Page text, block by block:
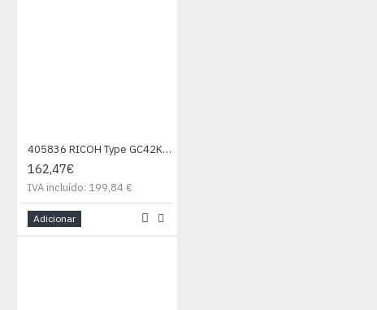
405836 RICOH Type GC42K SG Tinte black
162,47€
IVA incluído: 199,84 €
Adicionar